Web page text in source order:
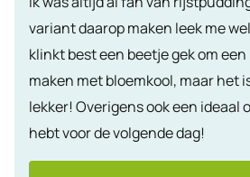
variant daarop maken leek me
klinkt best een beetje gek om een
maken met bloemkool, maar het
lekker! Overigens ook een ideaal
hebt voor de volgende dag!